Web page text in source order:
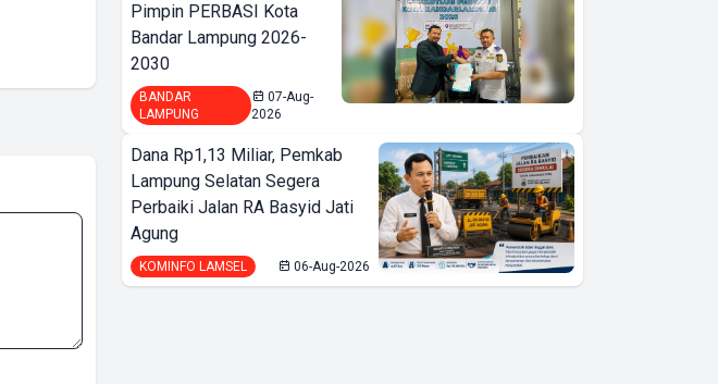
Pimpin PERBASI Kota
Bandar Lampung 2026-
2030
BANDAR
LAMPUNG
07-Aug-
2026
Dana Rp1,13 Miliar, Pemkab
Lampung Selatan Segera
Perbaiki Jalan RA Basyid Jati
Agung
KOMINFO LAMSEL 06-Aug-2026